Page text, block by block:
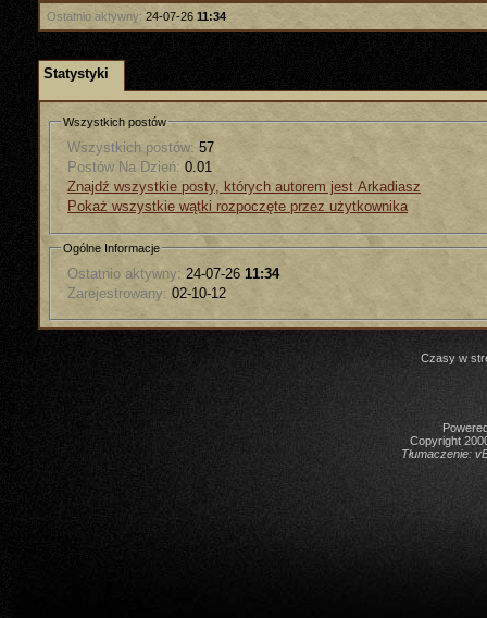
Ostatnio aktywny: 24-07-26 11:34
Statystyki
Wszystkich postów
Wszystkich postów: 57
Postów Na Dzień: 0.01
Znajdź wszystkie posty, których autorem jest Arkadiasz
Pokaż wszystkie wątki rozpoczęte przez użytkownika
Ogólne Informacje
Ostatnio aktywny: 24-07-26 11:34
Zarejestrowany: 02-10-12
Czasy w
Copyright
Tłumaczenie: